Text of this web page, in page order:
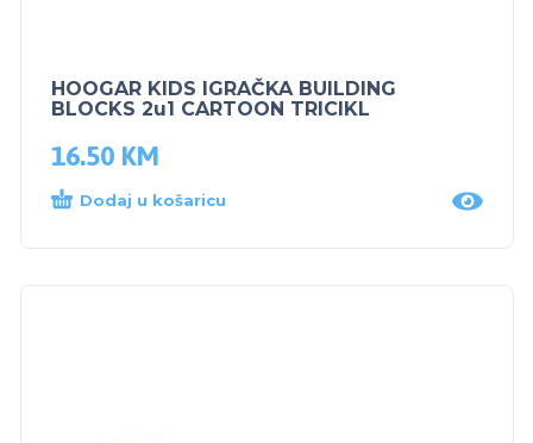
HOOGAR KIDS IGRAČKA BUILDING
BLOCKS 2u1 CARTOON TRICIKL
16.50 KM
Dodaj u košaricu